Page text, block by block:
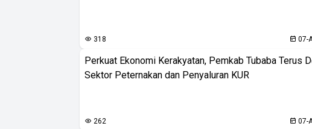
318 07-
Perkuat Ekonomi Kerakyatan, Pemkab Tubaba Terus
Sektor Peternakan dan Penyaluran KUR
262 07-